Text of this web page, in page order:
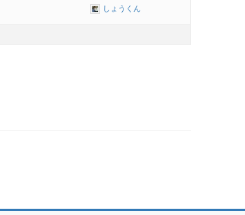
しょうくん